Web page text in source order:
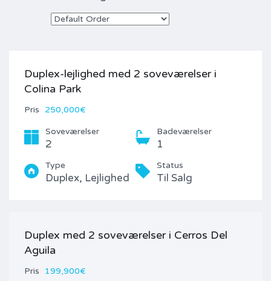
Duplex-lejlighed med 2 soveværelser i
Colina Park
Pris 250,000€
Soveværelser
2
Badeværelser
1
Type
Duplex, Lejlighed
Status
Til Salg
Duplex med 2 soveværelser i Cerros Del
Aguila
Pris 199,900€